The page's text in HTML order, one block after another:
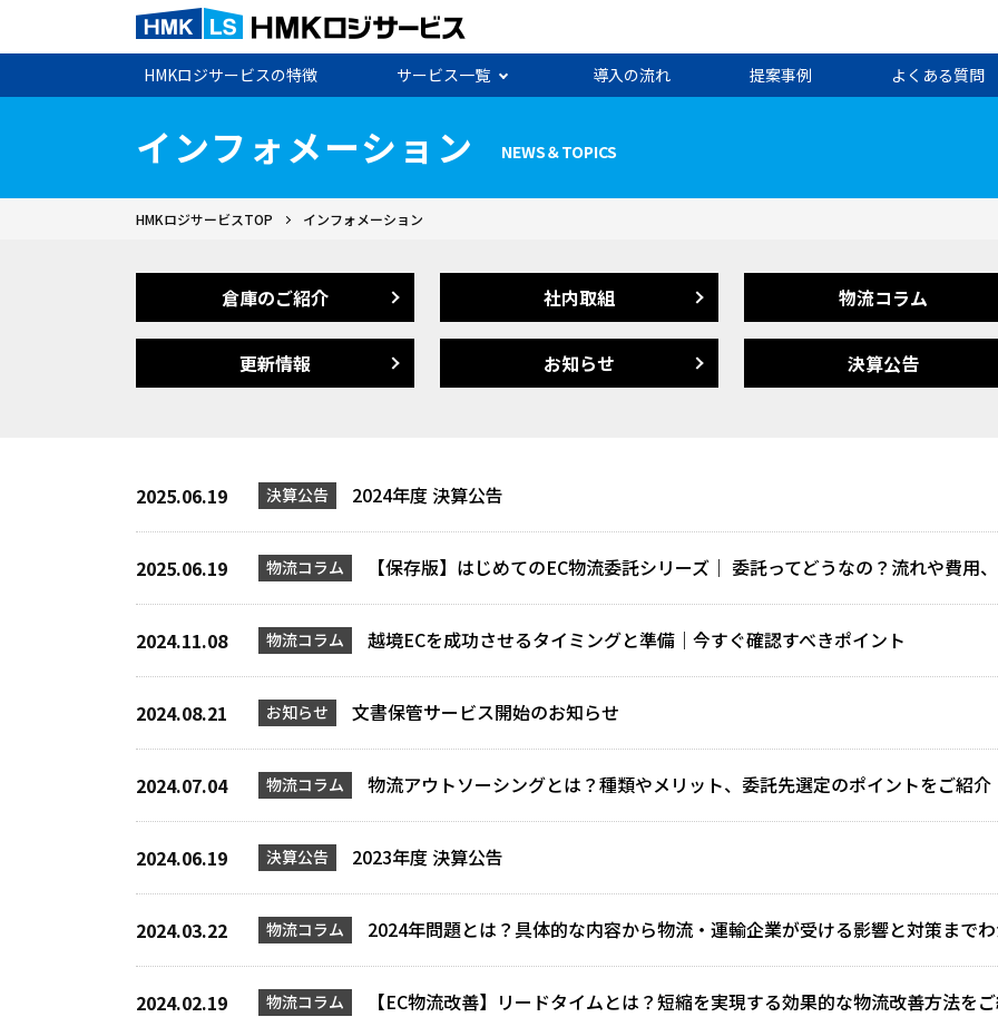
HMKロジサービスの特徴 サービス一覧 導入の流れ 提案事例 よくある質問
インフォメーション NEWS＆TOPICS
HMKロジサービスTOP インフォメーション
倉庫のご紹介 社内取組 物流コラム
更新情報 お知らせ 決算公告
2025.06.19 決算公告 2024年度 決算公告
2025.06.19 物流コラム 【保存版】はじめてのEC物流委託シリーズ｜ 委託ってどうなの？流れや費用
2024.11.08 物流コラム 越境ECを成功させるタイミングと準備｜今すぐ確認すべきポイント
2024.08.21 お知らせ 文書保管サービス開始のお知らせ
2024.07.04 物流コラム 物流アウトソーシングとは？種類やメリット、委託先選定のポイントをご紹介
2024.06.19 決算公告 2023年度 決算公告
2024.03.22 物流コラム 2024年問題とは？具体的な内容から物流・運輸企業が受ける影響と対策まで
2024.02.19 物流コラム 【EC物流改善】リードタイムとは？短縮を実現する効果的な物流改善方法を